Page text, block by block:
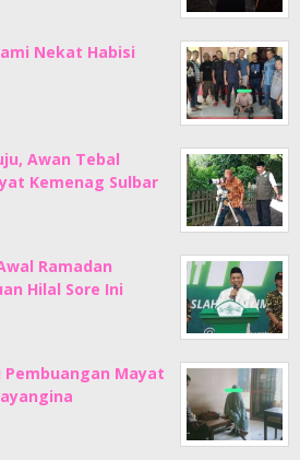
Nekat Habisi
Awan Tebal
Kemenag Sulbar
Ramadan
Hilal Sore Ini
Pembuangan Mayat